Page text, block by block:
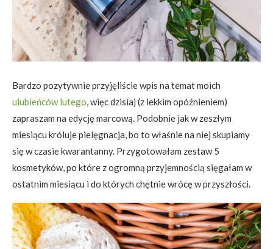
Bardzo pozytywnie przyjęliście wpis na temat moich
ulubieńców lutego, więc dzisiaj (z lekkim opóźnieniem)
zapraszam na edycję marcową. Podobnie jak w zeszłym
miesiącu króluje pielęgnacja, bo to właśnie na niej skupiamy
się w czasie kwarantanny. Przygotowałam zestaw 5
kosmetyków, po które z ogromną przyjemnością sięgałam w
ostatnim miesiącu i do których chętnie wrócę w przyszłości.